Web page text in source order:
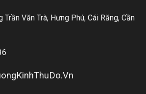
Văn Trà, Hưng Phú, Cái Răng, Cần